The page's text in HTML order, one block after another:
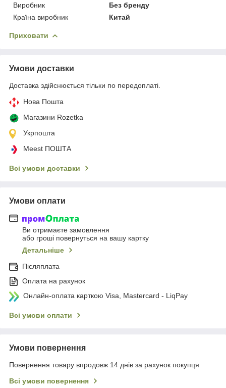
Виробник
Без бренду
Країна виробник
Китай
Приховати
Умови доставки
Доставка здійснюється тільки по передоплаті.
Нова Пошта
Магазини Rozetka
Укрпошта
Meest ПОШТА
Всі умови доставки
Умови оплати
Ви отримаєте замовлення
або гроші повернуться на вашу картку
Детальніше
Післяплата
Оплата на рахунок
Онлайн-оплата карткою Visa, Mastercard - LiqPay
Всі умови оплати
Умови повернення
Повернення товару впродовж 14 днів за рахунок покупця
Всі умови повернення